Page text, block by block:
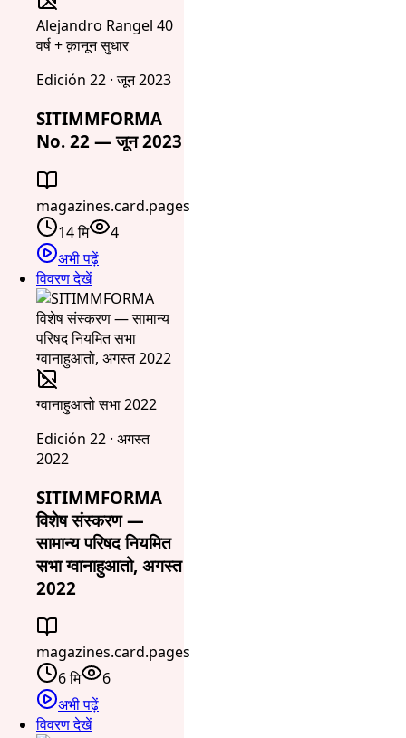
Alejandro Rangel 40
वर्ष + क़ानून सुधार
Edición 22 · जून 2023
SITIMMFORMA
No. 22 — जून 2023
magazines.card.pages
14 मि
4
अभी पढ़ें
विवरण देखें
ग्वानाहुआतो सभा 2022
Edición 22 · अगस्त
2022
SITIMMFORMA
विशेष संस्करण —
सामान्य परिषद नियमित
सभा ग्वानाहुआतो, अगस्त
2022
magazines.card.pages
6 मि
6
अभी पढ़ें
विवरण देखें